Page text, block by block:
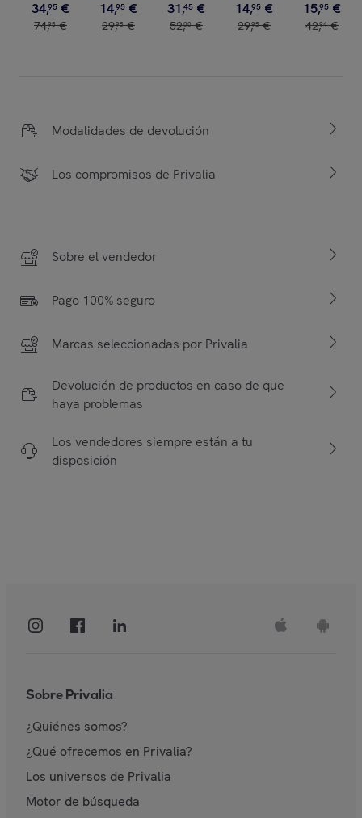
34,95 €
74,95 €
14,95 €
29,95 €
31,45 €
52,00 €
14,95 €
29,95 €
15,95 €
42,94 €
Modalidades de devolución
Los compromisos de Privalia
Sobre el vendedor
Pago 100% seguro
Marcas seleccionadas por Privalia
Devolución de productos en caso de que
haya problemas
Los vendedores siempre están a tu
disposición
Sobre Privalia
¿Quiénes somos?
¿Qué ofrecemos en Privalia?
Los universos de Privalia
Motor de búsqueda